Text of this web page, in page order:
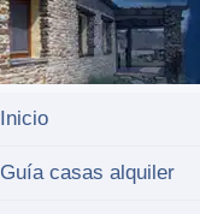
Inicio
Guía casas alquiler